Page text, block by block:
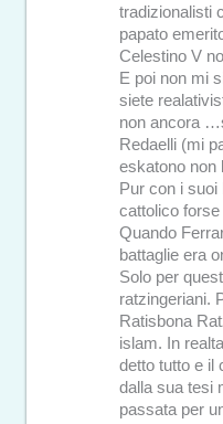
tradizionalisti
papato
Celestino V
E poi non mi
siete
non ancora
Redaelli (mi
eskatono non
Pur con i
cattolico
Quando
battaglie era
Solo per
ratzingeriani.
Ratisbona
islam. In
detto tutto e il
dalla sua tesi
passata per